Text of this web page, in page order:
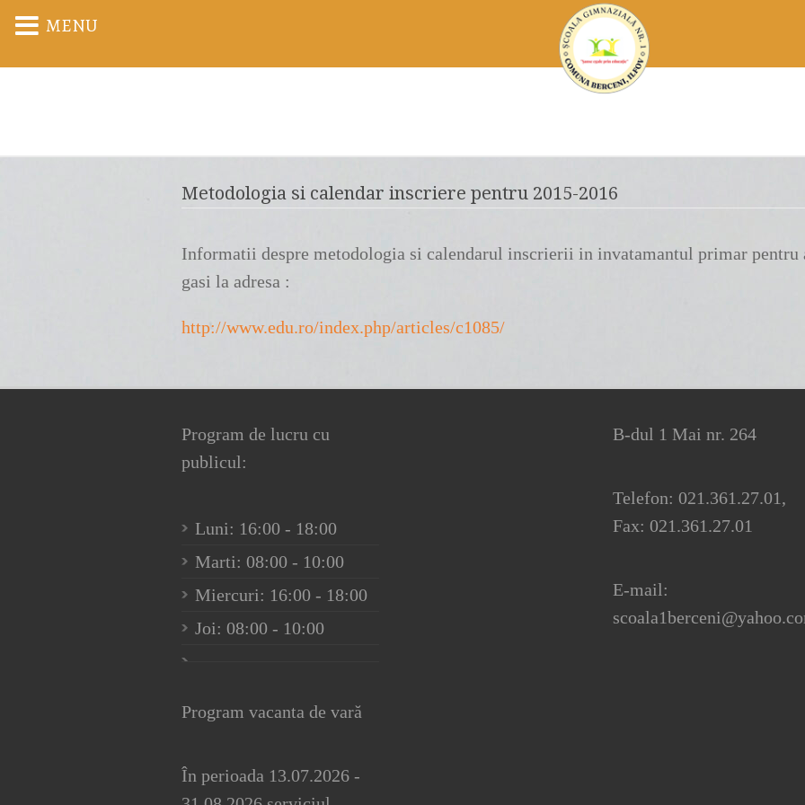
Metodologia si calendar inscriere pentru 2015-2016
Informatii despre metodologia si calendarul inscrierii in invatamantul primar pentru
gasi la adresa :
http://www.edu.ro/index.php/articles/c1085/
Program de lucru cu
publicul:
Luni: 16:00 - 18:00
Marti: 08:00 - 10:00
Miercuri: 16:00 - 18:00
Joi: 08:00 - 10:00
Program vacanta de vară
În perioada 13.07.2026 -
B-dul 1 Mai nr. 264
Telefon: 021.361.27.01,
Fax: 021.361.27.01
E-mail:
MENU